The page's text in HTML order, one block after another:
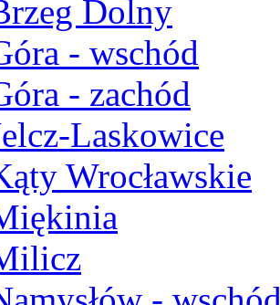
Dolny
- wschód
- zachód
Laskowice
Wrocławskie